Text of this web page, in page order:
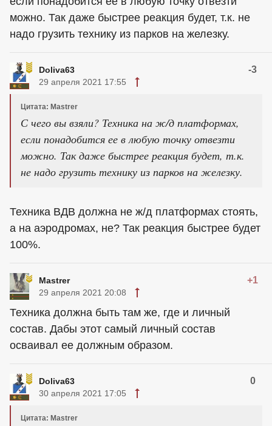
можно. Так даже быстрее реакция будет, т.к. не
надо грузить технику из парков на железку.
Doliva63 -3
29 апреля 2021 17:55
Цитата: Mastrer
С чего вы взяли? Техника на ж/д платформах,
если понадобится ее в любую точку отвезти
можно. Так даже быстрее реакция будет, т.к.
не надо грузить технику из парков на железку.
Техника ВДВ должна не ж/д платформах стоять,
а на аэродромах, не? Так реакция быстрее будет
100%.
Mastrer +1
29 апреля 2021 20:08
Техника должна быть там же, где и личный
состав. Дабы этот самый личный состав
осваивал ее должным образом.
Doliva63 0
30 апреля 2021 17:05
Цитата: Mastrer